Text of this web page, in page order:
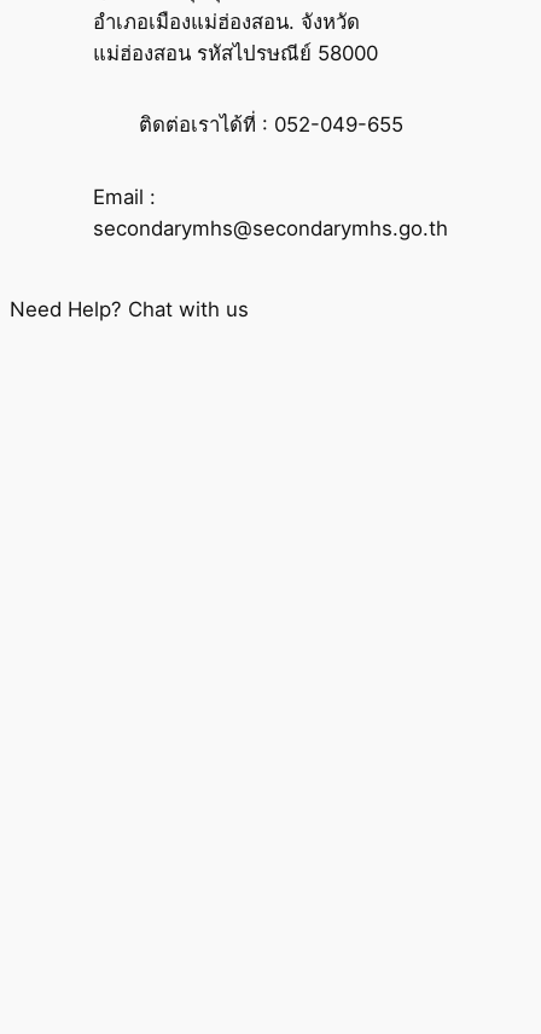
อำเภอเมืองแม่ฮ่องสอน. จังหวัด
แม่ฮ่องสอน รหัสไปรษณีย์ 58000
ติดต่อเราได้ที่ : 052-049-655
Email :
secondarymhs@secondarymhs.go.th
Need Help? Chat with us